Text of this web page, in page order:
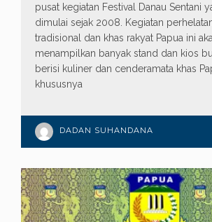
pusat kegiatan Festival Danau Sentani
dimulai sejak 2008. Kegiatan
tradisional dan khas rakyat Papua ini
menampilkan banyak stand dan kios
berisi kuliner dan cenderamata khas
khususnya
DADAN SUHANDANA